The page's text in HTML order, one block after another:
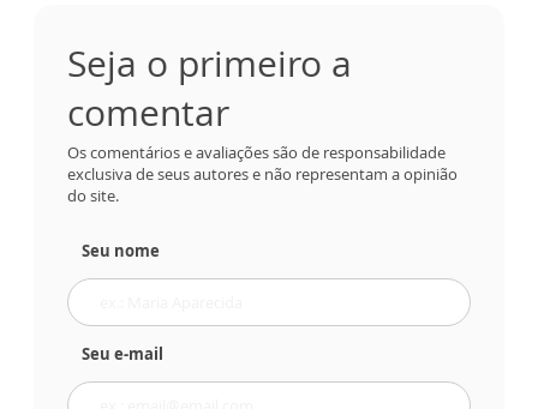
Seja o primeiro a
comentar
Os comentários e avaliações são de responsabilidade
exclusiva de seus autores e não representam a opinião
do site.
Seu nome
Seu e-mail